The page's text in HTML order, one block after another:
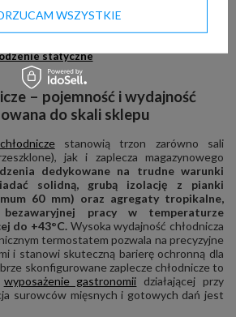
chłodnicza WCh-
statyczne
– pojemność i wydajność
do skali sklepu
stanowią trzon zarówno sali
jak i zaplecza magazynowego
dedykowane na trudne warunki
solidną, grubą izolację z pianki
60 mm) oraz agregaty tropikalne,
pracy w temperaturze
do +43°C. Wysoka wydajność chłodnicza
termostatem pozwala na precyzyjne
i stanowi skuteczną barierę ochronną dla
skonfigurowane zaplecze chłodnicze to
wyposażenie gastronomii działającej przy
surowców mięsnych i gotowych dań jest
WSZYSTKIE